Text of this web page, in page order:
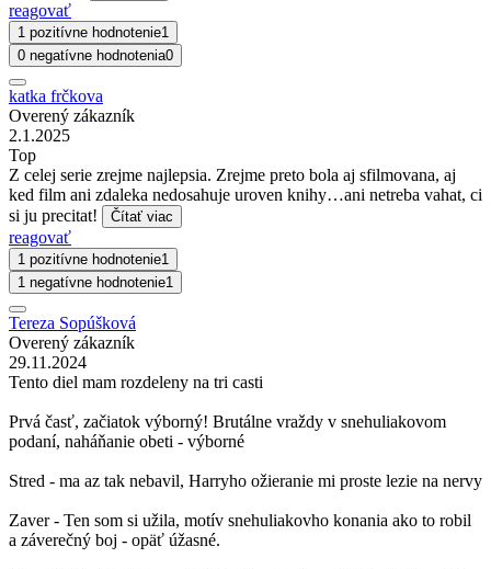
reagovať
1 pozitívne hodnotenie1
0 negatívne hodnotenia0
katka frčkova
Overený zákazník
2.1.2025
Top
Z celej serie zrejme najlepsia. Zrejme preto bola aj sfilmovana, aj
ked film ani zdaleka nedosahuje uroven knihy…ani netreba vahat, ci
si ju precitat!
Čítať viac
reagovať
1 pozitívne hodnotenie1
1 negatívne hodnotenie1
Tereza Sopúšková
Overený zákazník
29.11.2024
Tento diel mam rozdeleny na tri casti
Prvá časť, začiatok výborný! Brutálne vraždy v snehuliakovom
podaní, naháňanie obeti - výborné
Stred - ma az tak nebavil, Harryho ožieranie mi proste lezie na nervy
Zaver - Ten som si užila, motív snehuliakovho konania ako to robil
a záverečný boj - opäť úžasné.